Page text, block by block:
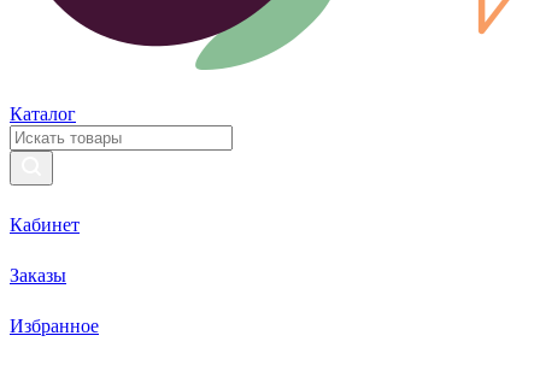
Каталог
Кабинет
Заказы
Избранное